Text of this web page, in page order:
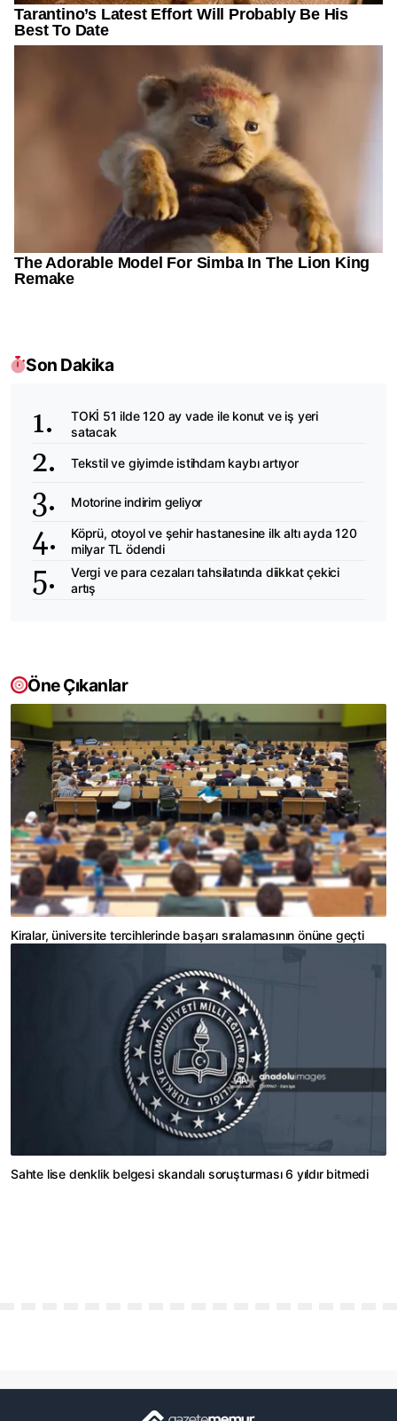
Son Dakika
TOKİ 51 ilde 120 ay vade ile konut ve iş yeri
satacak
Tekstil ve giyimde istihdam kaybı artıyor
Motorine indirim geliyor
Köprü, otoyol ve şehir hastanesine ilk altı ayda 120
milyar TL ödendi
Vergi ve para cezaları tahsilatında diikkat çekici
artış
Öne Çıkanlar
Kiralar, üniversite tercihlerinde başarı sıralamasının önüne geçti
Sahte lise denklik belgesi skandalı soruşturması 6 yıldır bitmedi